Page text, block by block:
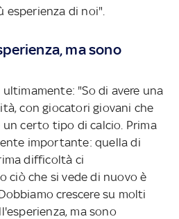
esperienza di noi".
ma sono
"So di avere una
con giocatori giovani che
certo tipo di calcio. Prima
importante: quella di
difficoltà ci
ciò che si vede di nuovo è
crescere su molti
ma sono